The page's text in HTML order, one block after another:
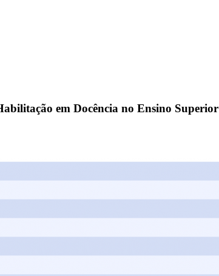
em Docência no Ensino Superior